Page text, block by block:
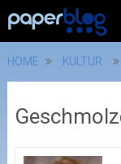
HOME KULTUR